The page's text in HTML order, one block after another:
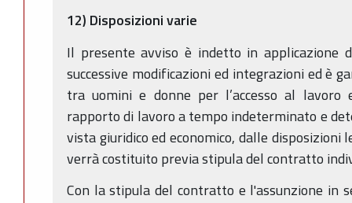
12) Disposizioni varie
Il presente avviso è indetto in applicazione
successive modificazioni ed integrazioni ed è
tra uomini e donne per l’accesso al
rapporto di lavoro a tempo indeterminato e
vista giuridico ed economico, dalle
verrà costituito previa stipula del contratto
Con la stipula del contratto e l'assunzione in